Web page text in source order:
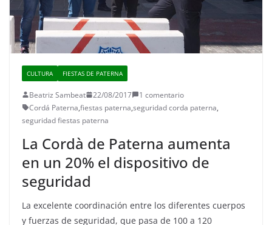
CULTURA FIESTAS DE PATERNA
Beatriz Sambeat 22/08/2017
1 comentario
Cordá Paterna,fiestas paterna,seguridad corda paterna,
seguridad fiestas paterna
La Cordà de Paterna aumenta
en un 20% el dispositivo de
seguridad
La excelente coordinación entre los diferentes cuerpos
y fuerzas de seguridad, que pasa de 100 a 120